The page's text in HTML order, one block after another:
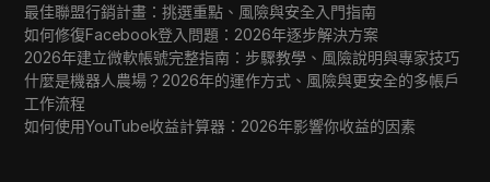
最佳聯盟行銷計畫：挑選重點、風險與安全入門指南
如何修復Facebook登入問題：2026年逐步解決方案
2026年建立微軟帳號完整指南：步驟教學、風險說明與專家技巧
什麼是機器人農場？2026年的運作方式、風險與更安全的多帳戶
工作流程
如何使用YouTube收益計算器：2026年影響你收益的因素